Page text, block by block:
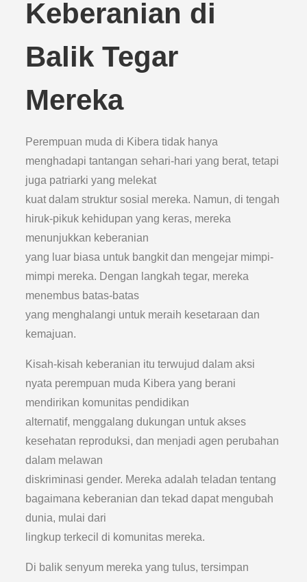
Keberanian di
Balik Tegar
Mereka
Perempuan muda di Kibera tidak hanya
menghadapi tantangan sehari-hari yang berat, tetapi
juga patriarki yang melekat
kuat dalam struktur sosial mereka. Namun, di tengah
hiruk-pikuk kehidupan yang keras, mereka
menunjukkan keberanian
yang luar biasa untuk bangkit dan mengejar mimpi-
mimpi mereka. Dengan langkah tegar, mereka
menembus batas-batas
yang menghalangi untuk meraih kesetaraan dan
kemajuan.
Kisah-kisah keberanian itu terwujud dalam aksi
nyata perempuan muda Kibera yang berani
mendirikan komunitas pendidikan
alternatif, menggalang dukungan untuk akses
kesehatan reproduksi, dan menjadi agen perubahan
dalam melawan
diskriminasi gender. Mereka adalah teladan tentang
bagaimana keberanian dan tekad dapat mengubah
dunia, mulai dari
lingkup terkecil di komunitas mereka.
Di balik senyum mereka yang tulus, tersimpan